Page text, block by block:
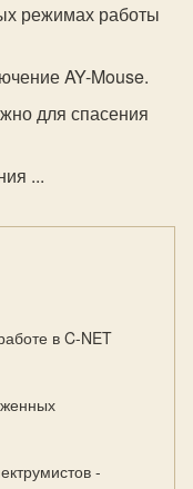
режимах работы
AY-Mouse.
для спасения
...
в C-NET
-